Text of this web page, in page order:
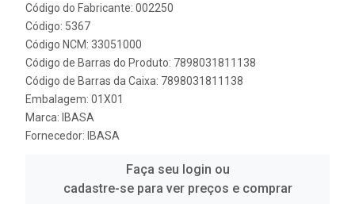
Código do Fabricante: 002250
Código: 5367
Código NCM: 33051000
Código de Barras do Produto: 7898031811138
Código de Barras da Caixa: 7898031811138
Embalagem: 01X01
Marca: IBASA
Fornecedor: IBASA
Faça seu login ou
cadastre-se para ver preços e comprar